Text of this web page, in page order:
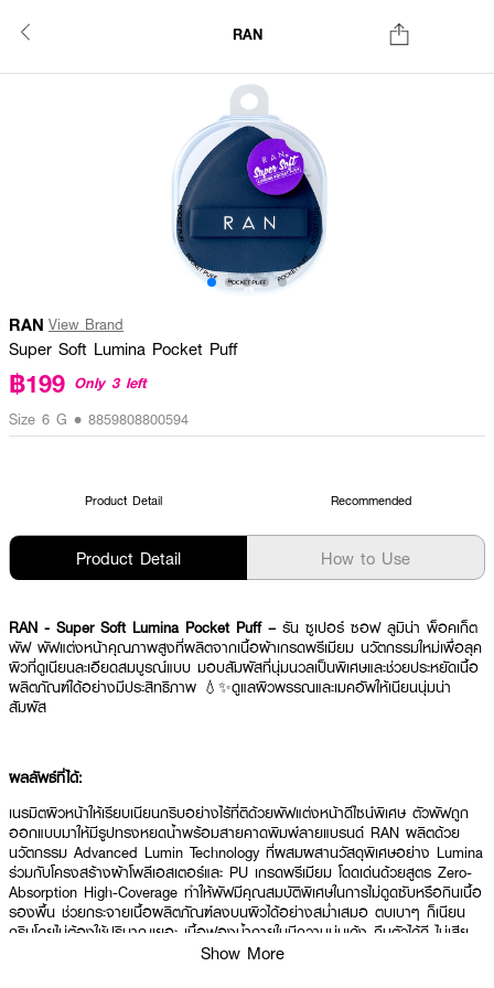
RAN
RAN View Brand
Super Soft Lumina Pocket Puff
฿199 Only 3 left
Size 6 G • 8859808800594
Product Detail Recommended
Product Detail How to Use
RAN - Super Soft Lumina Pocket Puff – รัน ซูเปอร์ ซอฟ ลูมิน่า พ็อคเก็ต
พัฟ พัฟแต่งหน้าคุณภาพสูงที่ผลิตจากเนื้อผ้าเกรดพรีเมียม นวัตกรรมใหม่เพื่อลุค
ผิวที่ดูเนียนละเอียดสมบูรณ์แบบ มอบสัมผัสที่นุ่มนวลเป็นพิเศษและช่วยประหยัดเนื้อ
ผลิตภัณฑ์ได้อย่างมีประสิทธิภาพ 💧✨ดูแลผิวพรรณและเมคอัพให้เนียนนุ่มน่า
สัมผัส
ผลลัพธ์ที่ได้:
เนรมิตผิวหน้าให้เรียบเนียนกริบอย่างไร้ที่ติด้วยพัฟแต่งหน้าดีไซน์พิเศษ ตัวพัฟถูก
ออกแบบมาให้มีรูปทรงหยดน้ำพร้อมสายคาดพิมพ์ลายแบรนด์ RAN ผลิตด้วย
นวัตกรรม Advanced Lumin Technology ที่ผสมผสานวัสดุพิเศษอย่าง Lumina
ร่วมกับโครงสร้างผ้าโพลีเอสเตอร์และ PU เกรดพรีเมียม โดดเด่นด้วยสูตร Zero-
Absorption High-Coverage ทำให้พัฟมีคุณสมบัติพิเศษในการไม่ดูดซับหรือกินเนื้อ
รองพื้น ช่วยกระจายเนื้อผลิตภัณฑ์ลงบนผิวได้อย่างสม่ำเสมอ ตบเบาๆ ก็เนียน
กริบโดยไม่ต้องใช้ปริมาณเยอะ เนื้อฟองน้ำภายในมีความนุ่มเด้ง คืนตัวได้ดี ไม่เสีย
ทรงง่าย อีกทั้งยังแห้งไวและช่วยลดการสะสมของเชื้อโรค มอบผลลัพธ์งานผิวที่ดู
Show More